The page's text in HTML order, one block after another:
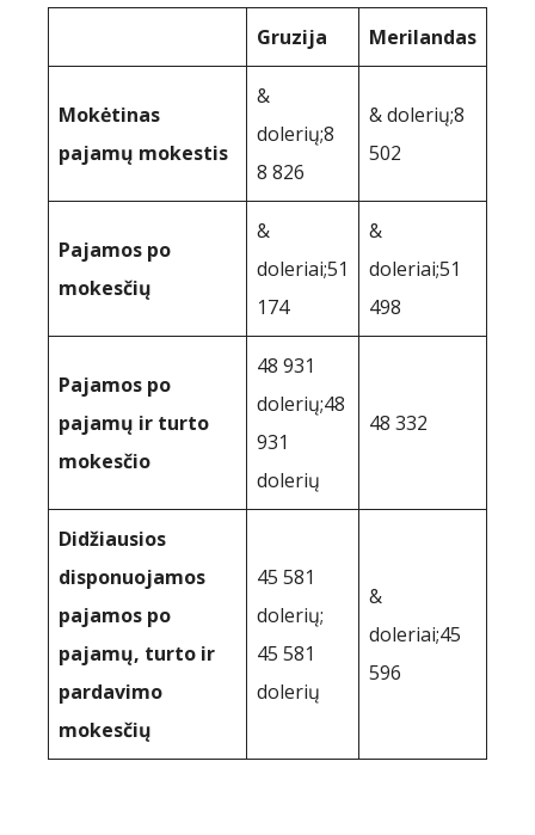
Gruzija Merilandas
Mokėtinas
pajamų mokestis
&
dolerių;8
8 826
& dolerių;8
502
Pajamos po
mokesčių
&
doleriai;51
174
&
doleriai;51
498
Pajamos po
pajamų ir turto
mokesčio
48 931
dolerių;48
931
dolerių
48 332
Didžiausios
disponuojamos
pajamos po
pajamų, turto ir
pardavimo
mokesčių
45 581
dolerių;
45 581
dolerių
&
doleriai;45
596